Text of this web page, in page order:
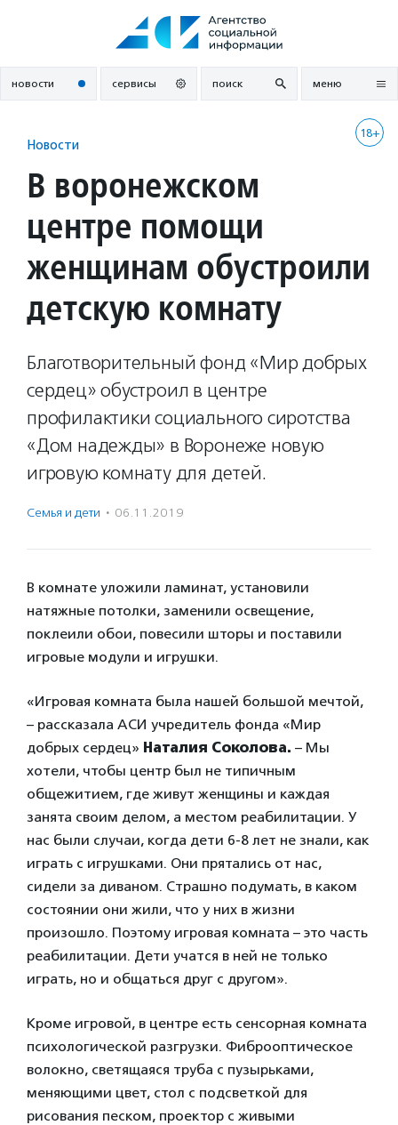
новости сервисы поиск меню
18+
Новости
В воронежском
центре помощи
женщинам обустроили
детскую комнату
Благотворительный фонд «Мир добрых
сердец» обустроил в центре
профилактики социального сиротства
«Дом надежды» в Воронеже новую
игровую комнату для детей.
Семья и дети · 06.11.2019
В комнате уложили ламинат, установили
натяжные потолки, заменили освещение,
поклеили обои, повесили шторы и поставили
игровые модули и игрушки.
«Игровая комната была нашей большой мечтой,
– рассказала АСИ учредитель фонда «Мир
добрых сердец» Наталия Соколова. – Мы
хотели, чтобы центр был не типичным
общежитием, где живут женщины и каждая
занята своим делом, а местом реабилитации. У
нас были случаи, когда дети 6-8 лет не знали, как
играть с игрушками. Они прятались от нас,
сидели за диваном. Страшно подумать, в каком
состоянии они жили, что у них в жизни
произошло. Поэтому игровая комната – это часть
реабилитации. Дети учатся в ней не только
играть, но и общаться друг с другом».
Кроме игровой, в центре есть сенсорная комната
психологической разгрузки. Фиброоптическое
волокно, светящаяся труба с пузырьками,
меняющими цвет, стол с подсветкой для
рисования песком, проектор с живыми